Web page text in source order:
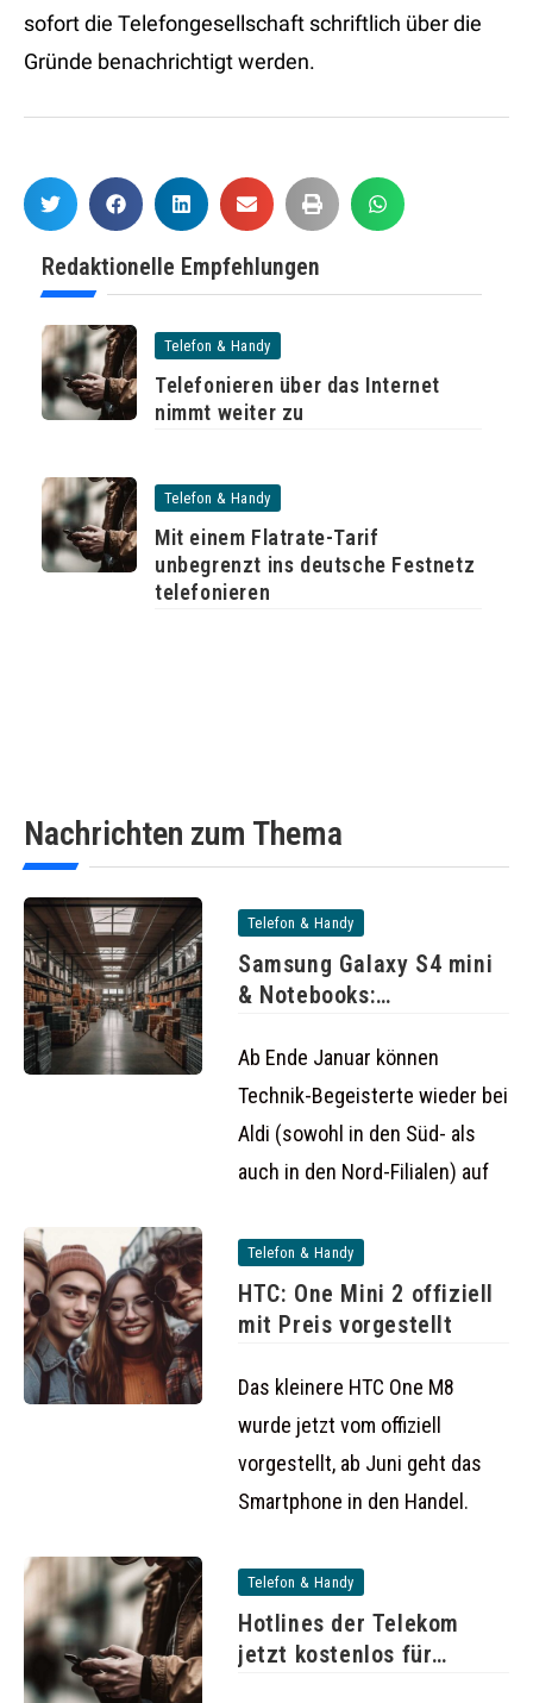
sofort die Telefongesellschaft schriftlich über die
Gründe benachrichtigt werden.
Redaktionelle Empfehlungen
Telefon & Handy
Telefonieren über das Internet
nimmt weiter zu
Telefon & Handy
Mit einem Flatrate-Tarif
unbegrenzt ins deutsche Festnetz
telefonieren
Nachrichten zum Thema
Telefon & Handy
Samsung Galaxy S4 mini
& Notebooks:
bei
Ab Ende Januar können
Technik-Begeisterte wieder bei
Aldi (sowohl in den Süd- als
auch in den Nord-Filialen) auf
Telefon & Handy
HTC: One Mini 2 offiziell
mit Preis vorgestellt
Das kleinere HTC One M8
wurde jetzt vom offiziell
vorgestellt, ab Juni geht das
Smartphone in den Handel.
Telefon & Handy
Hotlines der Telekom
jetzt kostenlos für